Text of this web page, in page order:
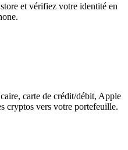
et vérifiez votre identité en
carte de crédit/débit, Apple
cryptos vers votre portefeuille.